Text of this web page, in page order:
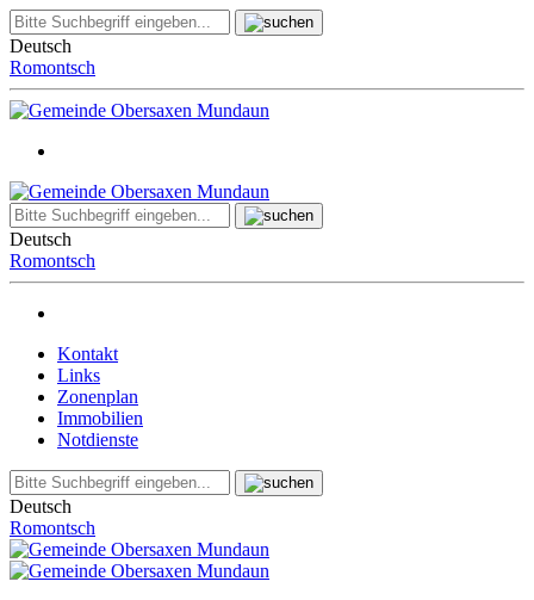
Deutsch
Romontsch
Deutsch
Romontsch
Kontakt
Links
Zonenplan
Immobilien
Notdienste
Deutsch
Romontsch